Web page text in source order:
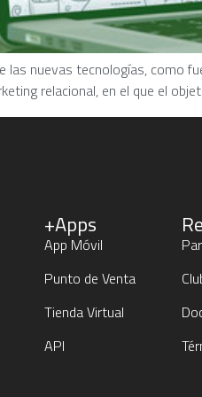
las nuevas tecnologías, como
relacional, en el que el
+Apps
App Móvil
Punto de Venta
Tienda Virtual
API